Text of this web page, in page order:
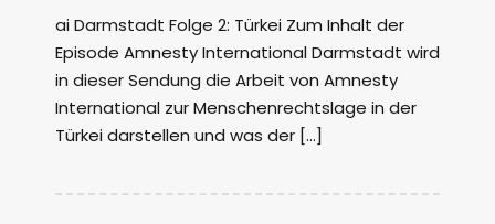
ai Darmstadt Folge 2: Türkei Zum Inhalt der
Episode Amnesty International Darmstadt wird
in dieser Sendung die Arbeit von Amnesty
International zur Menschenrechtslage in der
Türkei darstellen und was der […]